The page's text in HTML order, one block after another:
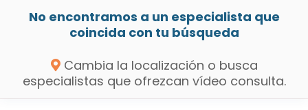
No encontramos a un especialista que
coincida con tu búsqueda
Cambia la localización o busca
especialistas que ofrezcan vídeo consulta.